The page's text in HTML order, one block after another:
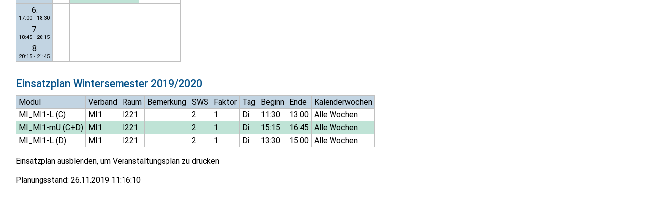
6.
17:00 - 18:30
7.
18:45 - 20:15
8
20:15 - 21:45
Einsatzplan Wintersemester 2019/2020
Modul Verband Raum Bemerkung SWS Faktor Tag Beginn Ende
Kalenderwochen
MI_MI1-L (C)
MI1 I221 2 1 Di 11:30 13:00 Alle Wochen
MI_MI1-mÜ (C+D)
MI1 I221 2 1 Di 15:15 16:45
Alle Wochen
MI_MI1-L (D)
MI1 I221 2 1 Di 13:30 15:00 Alle Wochen
Einsatzplan ausblenden, um Veranstaltungsplan zu drucken
Planungsstand: 26.11.2019 11:16:10